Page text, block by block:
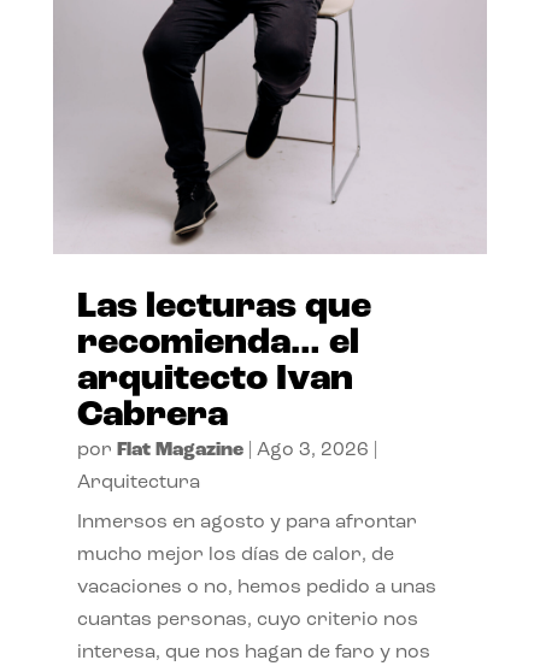
Las lecturas que
recomienda… el
arquitecto Ivan
Cabrera
por Flat Magazine| Ago 3, 2026
Arquitectura
Inmersos en agosto y para afrontar
mucho mejor los días de calor, de
vacaciones o no, hemos pedido a unas
cuantas personas, cuyo criterio nos
interesa, que nos hagan de faro y nos